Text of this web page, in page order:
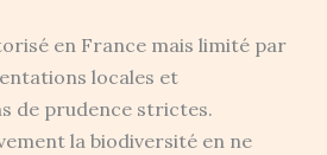
en France mais limité par
locales et
de prudence strictes.
la biodiversité en ne